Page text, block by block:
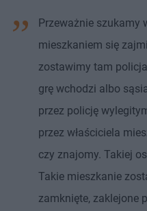
Przeważnie szukamy
mieszkaniem się
zostawimy tam
grę wchodzi albo
przez policję
przez właściciela
czy znajomy. Takiej
Takie mieszkanie
zamknięte, zaklejone